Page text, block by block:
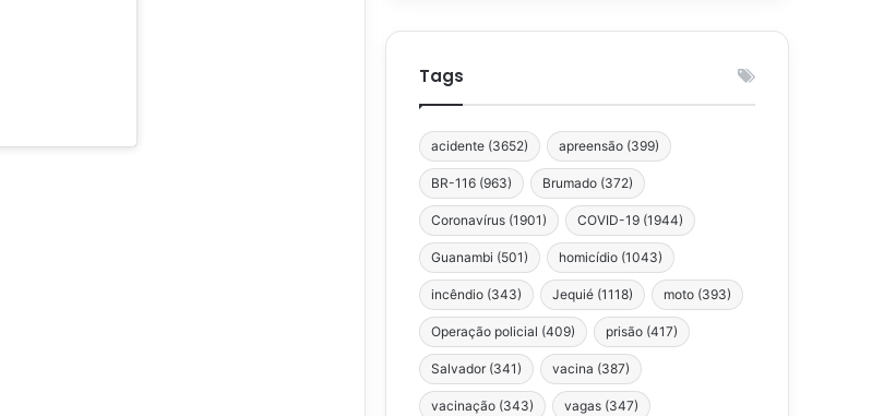
Tags
acidente (3652) apreensão (399)
BR-116 (963) Brumado (372)
Coronavírus (1901) COVID-19 (1944)
Guanambi (501) homicídio (1043)
incêndio (343) Jequié (1118) moto (393)
Operação policial (409) prisão (417)
Salvador (341) vacina (387)
vacinação (343) vagas (347)